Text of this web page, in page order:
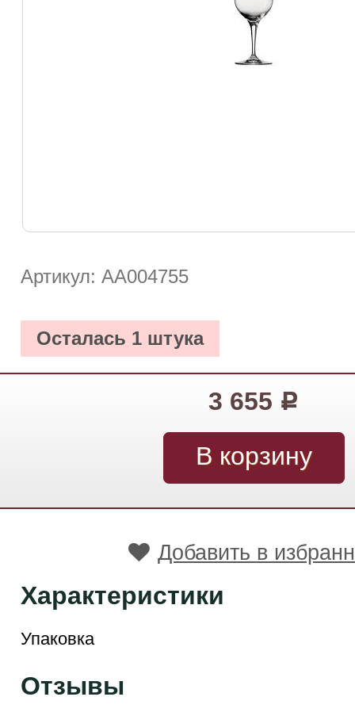
Артикул: АА004755
Осталась 1 штука
3 655 Р
Добавить в
Характеристики
Упаковка
Отзывы